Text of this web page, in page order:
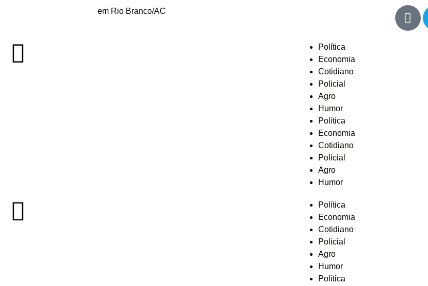
em Rio Branco/AC
Política
Economia
Cotidiano
Policial
Agro
Humor
Política
Economia
Cotidiano
Policial
Agro
Humor
Política
Economia
Cotidiano
Policial
Agro
Humor
Política